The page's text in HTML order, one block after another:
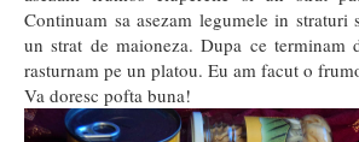
Continuam sa asezam legumele in straturi
un strat de maioneza. Dupa ce terminam
rasturnam pe un platou. Eu am facut o
Va doresc pofta buna!